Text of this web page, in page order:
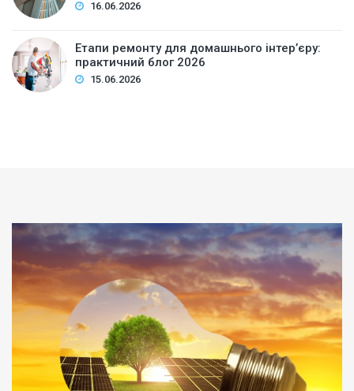
16.06.2026
Етапи ремонту для домашнього інтер’єру:
практичний блог 2026
15.06.2026